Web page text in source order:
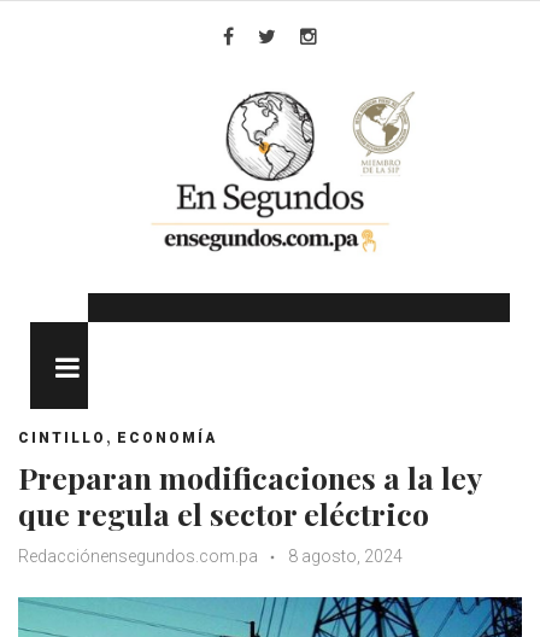
CINTILLO , ECONOMÍA
Preparan modificaciones a la ley
que regula el sector eléctrico
Redacciónensegundos.com.pa 8 agosto, 2024